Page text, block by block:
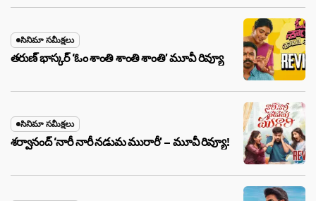
సినిమా సమీక్షలు
తరుణ్ భాస్కర్ ‘ఓం శాంతి శాంతి శాంతి’ మూవీ రివ్యూ
సినిమా సమీక్షలు
శర్వానంద్ ‘నారీ నారీ నడుమ మురారీ’ – మూవీ రివ్యూ!